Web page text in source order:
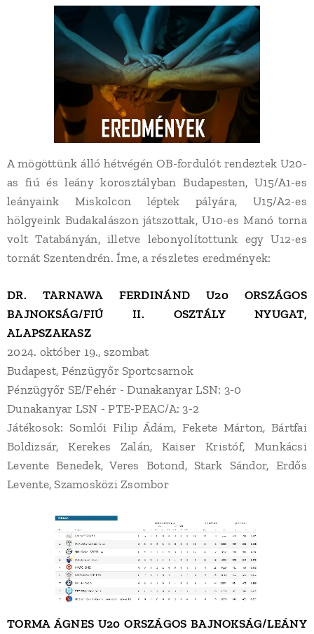
A mögöttünk álló hétvégén OB-fordulót rendeztek U20-
as fiú és leány korosztályban Budapesten, U15/A1-es
leányaink Miskolcon léptek pályára, U15/A2-es
hölgyeink Budakalászon játszottak, U10-es Manó torna
volt Tatabányán, illetve lebonyolítottunk egy U12-es
tornát Szentendrén. Íme, a részletes eredmények:
DR. TARNAWA FERDINÁND U20 ORSZÁGOS
BAJNOKSÁG/FIÚ II. OSZTÁLY NYUGAT,
ALAPSZAKASZ
2024. október 19., szombat
Budapest, Pénzügyőr Sportcsarnok
Pénzügyőr SE/Fehér - Dunakanyar LSN: 3-0
Dunakanyar LSN - PTE-PEAC/A: 3-2
Játékosok: Somlói Filip Ádám, Fekete Márton, Bártfai
Boldizsár, Kerekes Zalán, Kaiser Kristóf, Munkácsi
Levente Benedek, Veres Botond, Stark Sándor, Erdős
Levente, Szamosközi Zsombor
TORMA ÁGNES U20 ORSZÁGOS BAJNOKSÁG/LEÁNY